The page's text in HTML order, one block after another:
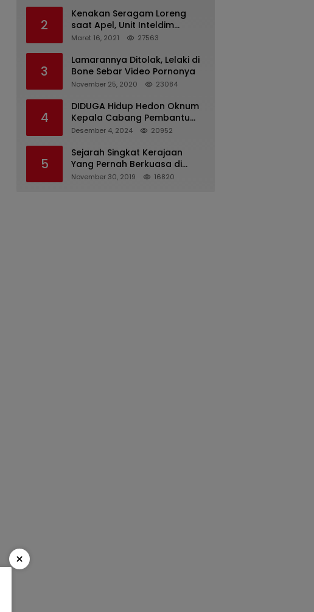
2
Kenakan Seragam Loreng
saat Apel, Unit Inteldim
1426/Takalar Datangi
Maret 16, 2021 27563
3
Lamarannya Ditolak, Lelaki di
Bone Sebar Video Pornonya
November 25, 2020 23084
4
DIDUGA Hidup Hedon Oknum
Kepala Cabang Pembantu
Bank syariah Indonesia Unit
Tipu Nasabah Prioritasnya
Hingga Milyaran Rupiah dan
Bilyet Giro Tidak Terdaftar,
Desember 4, 2024 20952
5
Sejarah Singkat Kerajaan
Yang Pernah Berkuasa di
Sinjai
November 30, 2019 16820
×